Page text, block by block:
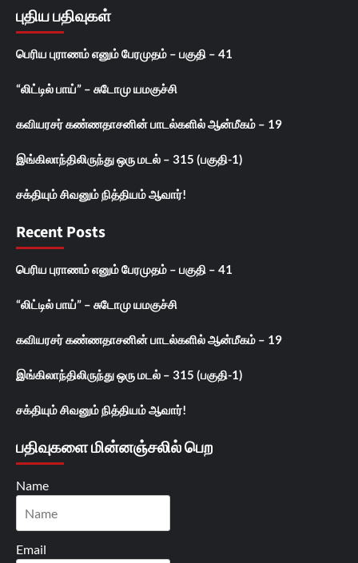
புதிய பதிவுகள்
பெரிய புராணம் எனும் பேரமுதம் – பகுதி – 41
“லிட்டில் பாய்” – சுடோமு யமகுச்சி
கவியரசர் கண்ணதாசனின் பாடல்களில் ஆன்மீகம் – 19
இங்கிலாந்திலிருந்து ஒரு மடல் – 315 (பகுதி-1)
சக்தியும் சிவனும் நித்தியம் ஆவார்!
Recent Posts
பெரிய புராணம் எனும் பேரமுதம் – பகுதி – 41
“லிட்டில் பாய்” – சுடோமு யமகுச்சி
கவியரசர் கண்ணதாசனின் பாடல்களில் ஆன்மீகம் – 19
இங்கிலாந்திலிருந்து ஒரு மடல் – 315 (பகுதி-1)
சக்தியும் சிவனும் நித்தியம் ஆவார்!
பதிவுகளை மின்னஞ்சலில் பெற
Name
Email